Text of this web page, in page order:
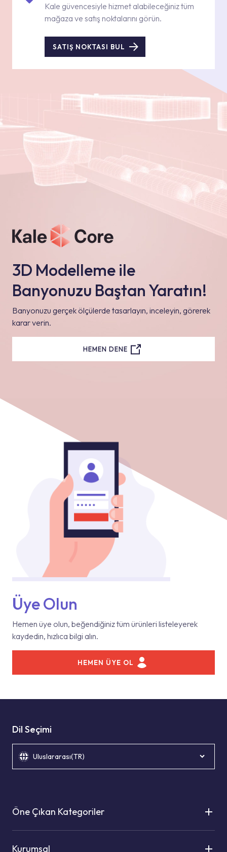
Kale güvencesiyle hizmet alabileceğiniz tüm
mağaza ve satış noktalarını görün.
SATIŞ NOKTASI BUL
3D Modelleme ile
Banyonuzu Baştan Yaratın!
Banyonuzu gerçek ölçülerde tasarlayın, inceleyin, görerek
karar verin.
HEMEN DENE
Üye Olun
Hemen üye olun, beğendiğiniz tüm ürünleri listeleyerek
kaydedin, hızlıca bilgi alın.
HEMEN ÜYE OL
Dil Seçimi
Uluslararası(TR)
Öne Çıkan Kategoriler
Kurumsal